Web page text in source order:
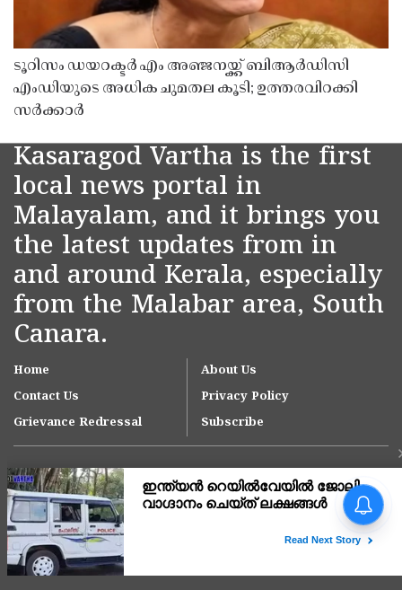
ടൂറിസം ഡയറക്ടർ എം അഞ്ജനയ്ക്ക് ബിആർഡിസി
എംഡിയുടെ അധിക ചുമതല കൂടി; ഉത്തരവിറക്കി
സർക്കാർ
Kasaragod Vartha is the first
local news portal in
Malayalam, and it brings you
the latest updates from in
and around Kerala, especially
from the Malabar area, South
Canara.
Home
About Us
Contact Us
Privacy Policy
Grievance Redressal
Subscribe
Copyright © 2007-